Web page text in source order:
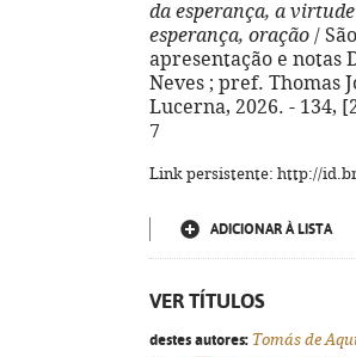
da esperança, a
esperança, oração /
apresentação e notas
Neves ; pref. Thomas
Lucerna, 2026. - 134,
7
Link persistente: http://
ADICIONAR À LISTA
VER TÍTULOS
destes autores: Tomás de